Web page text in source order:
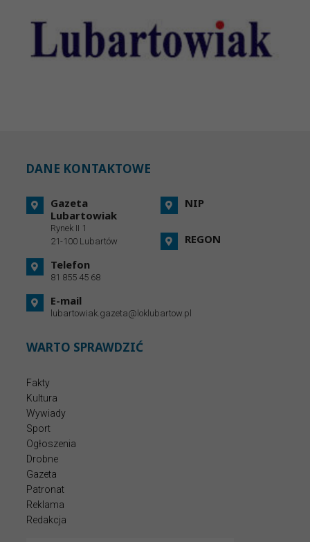
DANE KONTAKTOWE
Gazeta
Lubartowiak
Rynek II 1
21-100 Lubartów
Telefon
81 855 45 68
E-mail
lubartowiak.gazeta@loklubartow.pl
NIP
REGON
WARTO SPRAWDZIĆ
Fakty
Kultura
Wywiady
Sport
Ogłoszenia
Drobne
Gazeta
Patronat
Reklama
Redakcja